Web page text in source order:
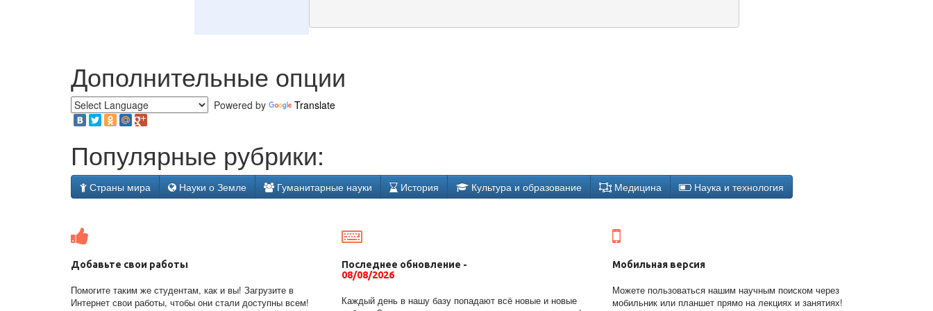
Дополнительные опции
Powered by Translate
Популярные рубрики:
Страны мира Науки о Земле Гуманитарные науки История Культура и образование Медицина Наука и технология
Добавьте свои работы
Помогите таким же студентам, как и вы! Загрузите в
Интернет свои работы, чтобы они стали доступны всем!
Последнее обновление -
08/08/2026
Каждый день в нашу базу попадают всё новые и новые
Мобильная версия
Можете пользоваться нашим научным поиском через
мобильник или планшет прямо на лекциях и занятиях!